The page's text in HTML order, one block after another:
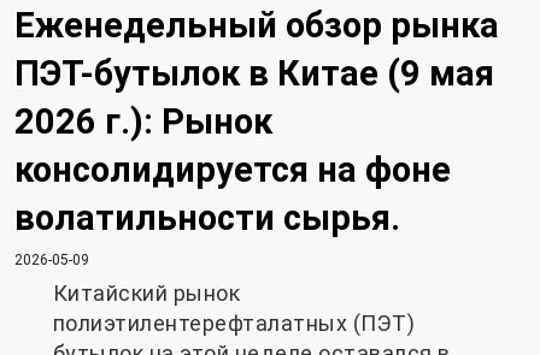
Еженедельный обзор рынка
ПЭТ-бутылок в Китае (9 мая
2026 г.): Рынок
консолидируется на фоне
волатильности сырья.
2026-05-09
Китайский рынок
полиэтилентерефталатных (ПЭТ)